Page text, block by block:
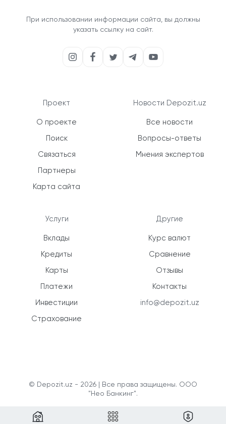
При использовании информации сайта, вы должны
указать ссылку на сайт.
Проект
О проекте
Поиск
Связаться
Партнеры
Карта сайта
Услуги
Вклады
Кредиты
Карты
Платежи
Инвестиции
Страхование
Новости Depozit.uz
Все новости
Вопросы-ответы
Мнения экспертов
Другие
Курс валют
Сравнение
Отзывы
Контакты
info@depozit.uz
© Depozit.uz - 2026 | Все права защищены. ООО
"Нео Банкинг".